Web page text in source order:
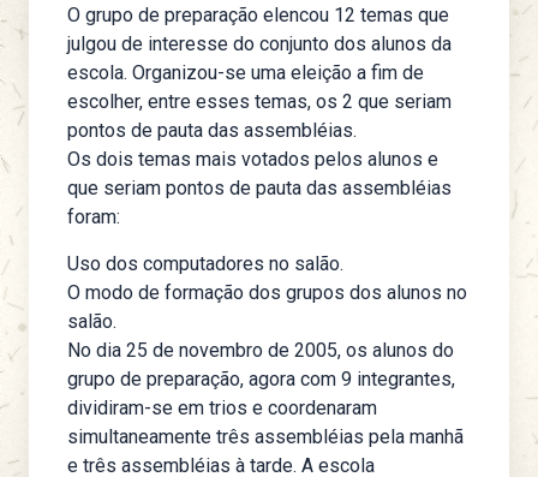
O grupo de preparação elencou 12 temas que
julgou de interesse do conjunto dos alunos da
escola. Organizou-se uma eleição a fim de
escolher, entre esses temas, os 2 que seriam
pontos de pauta das assembléias.
Os dois temas mais votados pelos alunos e
que seriam pontos de pauta das assembléias
foram:
Uso dos computadores no salão.
O modo de formação dos grupos dos alunos no
salão.
No dia 25 de novembro de 2005, os alunos do
grupo de preparação, agora com 9 integrantes,
dividiram-se em trios e coordenaram
simultaneamente três assembléias pela manhã
e três assembléias à tarde. A escola